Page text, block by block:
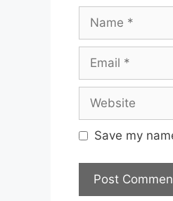
Name
Email
Website
Save my